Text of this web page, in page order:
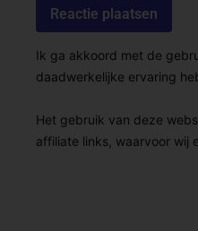
Ik ga akkoord met de
daadwerkelijke ervaring
Het gebruik van deze
affiliate links, waarvoor wij